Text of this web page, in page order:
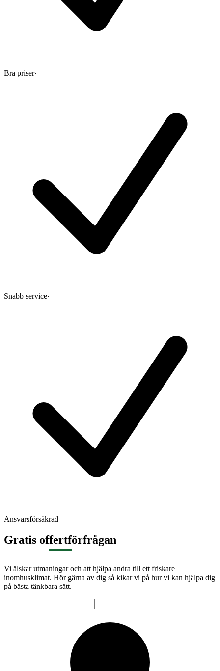
Bra priser·
Snabb service·
Ansvarsförsäkrad
Gratis offertförfrågan
Vi älskar utmaningar och att hjälpa andra till ett friskare
inomhusklimat. Hör gärna av dig så kikar vi på hur vi kan hjälpa dig
på bästa tänkbara sätt.